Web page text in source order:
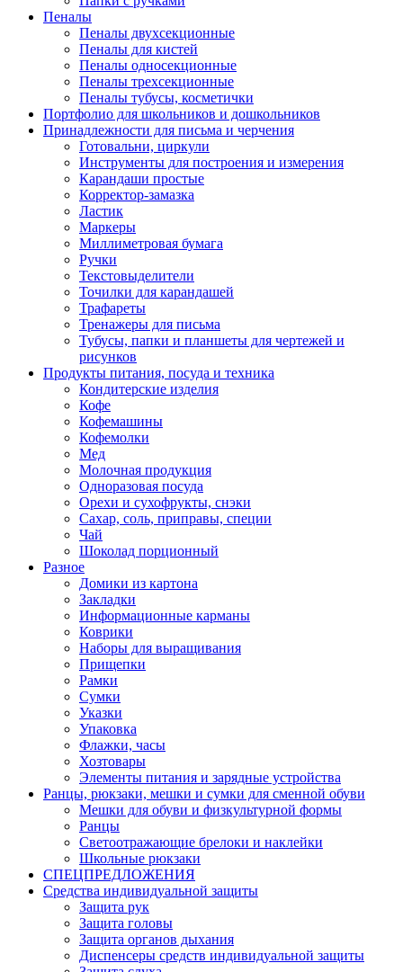
Пеналы
Пеналы двухсекционные
Пеналы для кистей
Пеналы односекционные
Пеналы трехсекционные
Пеналы тубусы, косметички
Портфолио для школьников и дошкольников
Принадлежности для письма и черчения
Готовальни, циркули
Инструменты для построения и измерения
Карандаши простые
Корректор-замазка
Ластик
Маркеры
Миллиметровая бумага
Ручки
Текстовыделители
Точилки для карандашей
Трафареты
Тренажеры для письма
Тубусы, папки и планшеты для чертежей и
рисунков
Продукты питания, посуда и техника
Кондитерские изделия
Кофе
Кофемашины
Кофемолки
Мед
Молочная продукция
Одноразовая посуда
Орехи и сухофрукты, снэки
Сахар, соль, приправы, специи
Чай
Шоколад порционный
Разное
Домики из картона
Закладки
Информационные карманы
Коврики
Наборы для выращивания
Прищепки
Рамки
Сумки
Указки
Упаковка
Флажки, часы
Хозтовары
Элементы питания и зарядные устройства
Ранцы, рюкзаки, мешки и сумки для сменной обуви
Мешки для обуви и физкультурной формы
Ранцы
Светоотражающие брелоки и наклейки
Школьные рюкзаки
СПЕЦПРЕДЛОЖЕНИЯ
Средства индивидуальной защиты
Защита рук
Защита головы
Защита органов дыхания
Диспенсеры средств индивидуальной защиты